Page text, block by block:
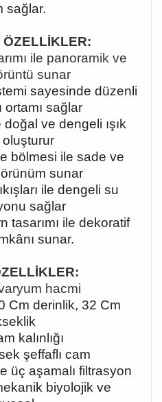
sağlar.
ÖZELLİKLER:
ile panoramik ve
sunar
sayesinde düzenli
sağlar
ve dengeli ışık
oluşturur
bölmesi ile sade ve
sunar
ile dengeli su
sağlar
tasarımı ile dekoratif
sunar.
hacmi
Cm derinlik, 32 Cm
kalınlığı
şeffaflı cam
üç aşamalı filtrasyon
biyolojik ve